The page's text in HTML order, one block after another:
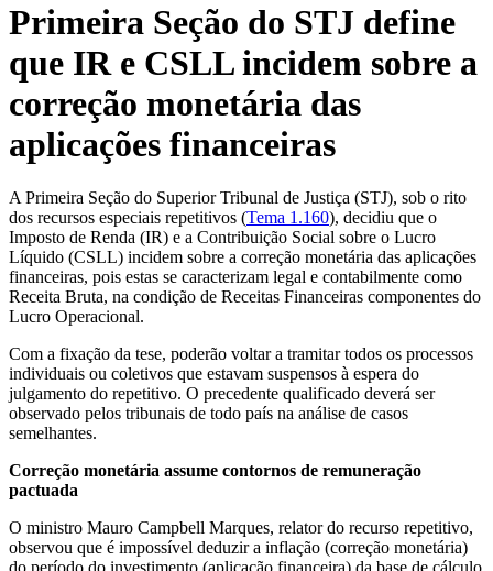
Primeira Seção do STJ define
que IR e CSLL incidem sobre a
correção monetária das
aplicações financeiras
A Primeira Seção do Superior Tribunal de Justiça (STJ), sob o rito
dos recursos especiais repetitivos (Tema 1.160), decidiu que o
Imposto de Renda (IR) e a Contribuição Social sobre o Lucro
Líquido (CSLL) incidem sobre a correção monetária das aplicações
financeiras, pois estas se caracterizam legal e contabilmente como
Receita Bruta, na condição de Receitas Financeiras componentes do
Lucro Operacional.
Com a fixação da tese, poderão voltar a tramitar todos os processos
individuais ou coletivos que estavam suspensos à espera do
julgamento do repetitivo. O precedente qualificado deverá ser
observado pelos tribunais de todo país na análise de casos
semelhantes.
Correção monetária assume contornos de remuneração
pactuada
O ministro Mauro Campbell Marques, relator do recurso repetitivo,
observou que é impossível deduzir a inflação (correção monetária)